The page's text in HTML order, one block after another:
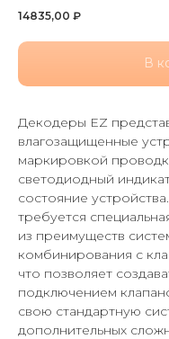
14835,00 ₽
В
Декодеры EZ
влагозащищенные
маркировкой
светодиодный
состояние
требуется
из преимуществ
комбинирования с
что позволяет
подключением
свою стандартную
дополнительных